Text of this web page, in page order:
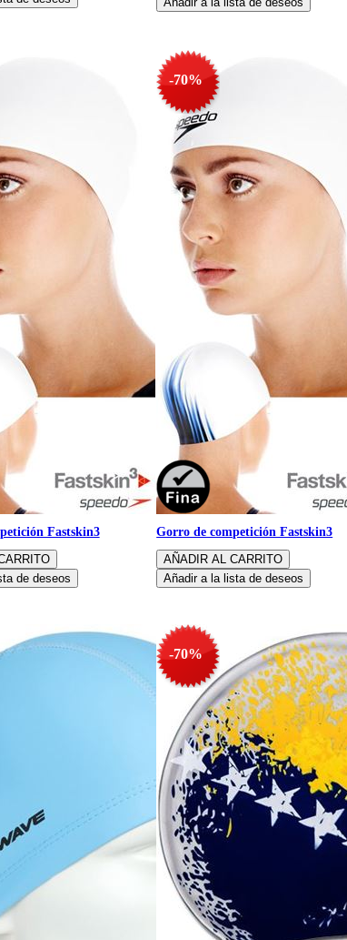
Fastskin3
-70%
Gorro de competición Fastskin3
-70%